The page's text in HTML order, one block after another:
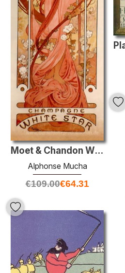
Moet & Chandon White Star
Alphonse Mucha
€109.00€64.31